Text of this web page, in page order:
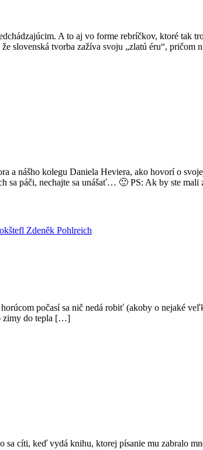
A to aj vo forme rebríčkov, ktoré tak
slovenská tvorba zažíva svoju „zlatú éru“,
nášho kolegu Daniela Heviera, ako hovorí o
sa páči, nechajte sa unášať… 🙂 PS: Ak by ste
Zdeněk Pohlreich
počasí sa nič nedá robiť (akoby o nejaké
zimy do tepla […]
sa cíti, keď vydá knihu, ktorej písanie mu zabralo